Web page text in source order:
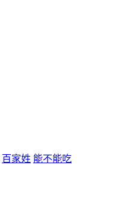
百家姓 能不能吃